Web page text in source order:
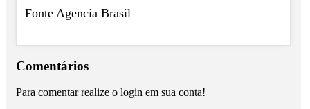
Fonte Agencia Brasil
Comentários
Para comentar realize o login em sua conta!